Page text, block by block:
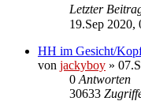
Letzter
19.Sep 2020,
HH im Gesicht/
von jackyboy »
0 Antworten
30633